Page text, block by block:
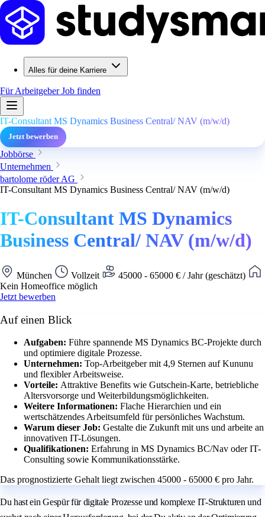
Alles für deine Karriere
Für ArbeitgeberJob finden
IT-Consultant MS Dynamics Business Central/ NAV (m/w/d)
Jetzt bewerben
Jobbörse
Unternehmen
bartolome röder AG
IT-Consultant MS Dynamics Business Central/ NAV (m/w/d)
IT-Consultant MS Dynamics
Business Central/ NAV (m/w/d)
München Vollzeit
45000 - 65000 € / Jahr (geschätzt)
Kein Homeoffice möglich
Jetzt bewerben
Auf einen Blick
Aufgaben: Führe spannende MS Dynamics BC-Projekte durch
und optimiere digitale Prozesse.
Unternehmen: Top-Arbeitgeber mit 4,9 Sternen auf Kununu
und flexibler Arbeitsweise.
Vorteile: Attraktive Benefits wie Gutschein-Karte, betriebliche
Altersvorsorge und Weiterbildungsmöglichkeiten.
Weitere Informationen: Flache Hierarchien und ein
wertschätzendes Arbeitsumfeld für persönliches Wachstum.
Warum dieser Job: Gestalte die Zukunft mit uns und arbeite an
innovativen IT-Lösungen.
Qualifikationen: Erfahrung in MS Dynamics BC/Nav oder IT-
Consulting sowie Kommunikationsstärke.
Das prognostizierte Gehalt liegt zwischen 45000 - 65000 € pro Jahr.
Du hast ein Gespür für digitale Prozesse und komplexe IT-Strukturen und